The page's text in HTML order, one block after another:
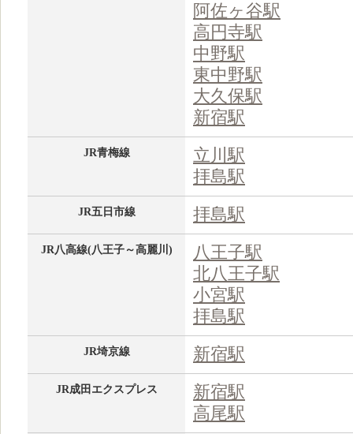
阿佐ヶ谷駅
高円寺駅
中野駅
東中野駅
大久保駅
新宿駅
JR青梅線
立川駅
拝島駅
JR五日市線 拝島駅
JR八高線(八王子～高麗川)
八王子駅
北八王子駅
小宮駅
拝島駅
JR埼京線 新宿駅
JR成田エクスプレス
新宿駅
高尾駅